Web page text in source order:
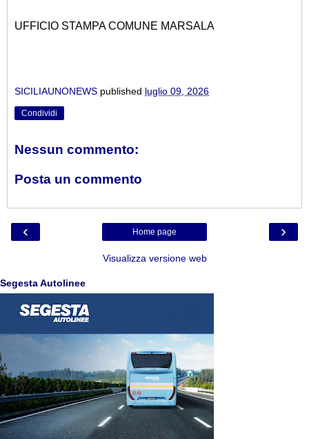
UFFICIO STAMPA COMUNE MARSALA
SICILIAUNONEWS published luglio 09, 2026
Condividi
Nessun commento:
Posta un commento
‹ ›
Home page
Visualizza versione web
Segesta Autolinee